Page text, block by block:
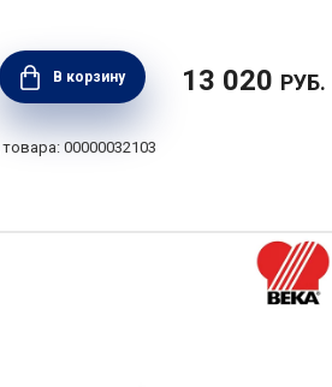
В корзину 13 020 РУБ.
00000032103